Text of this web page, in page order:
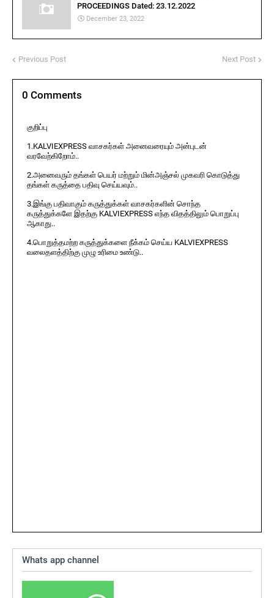
PROCEEDINGS Dated: 23.12.2022
December 23, 2022
Previous Post Next Post
0 Comments
குறிப்பு
1.KALVIEXPRESS வாசகர்கள் அனைவரையும் அன்புடன்
வரவேற்கிறோம்..
2.அனைவரும் தங்கள் பெயர் மற்றும் மின்அஞ்சல் முகவரி கொடுத்து
தங்கள் கருத்தை பதிவு செய்யவும்..
3.இங்கு பதிவாகும் கருத்துக்கள் வாசகர்களின் சொந்த
கருத்துக்களே இதற்கு KALVIEXPRESS எந்த விதத்திலும் பொறுப்பு
ஆகாது..
4.பொறுத்தமற்ற கருத்துக்களை நீக்கம் செய்ய KALVIEXPRESS
வலைதளத்திற்கு முழு உரிமை உண்டு..
Whats app channel